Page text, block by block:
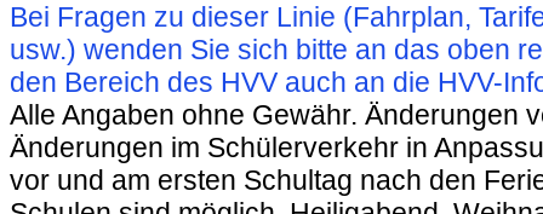
Bei Fragen zu dieser Linie (Fahrplan,
usw.) wenden Sie sich bitte an das oben
den Bereich des HVV auch an die HVV-
Alle Angaben ohne Gewähr. Änderungen
Änderungen im Schülerverkehr in
vor und am ersten Schultag nach den